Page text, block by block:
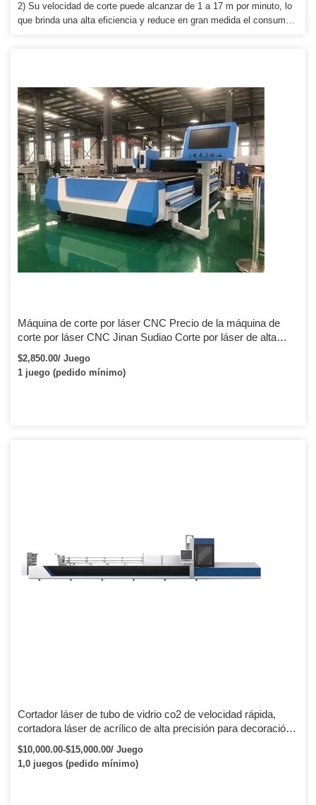
2) Su velocidad de corte puede alcanzar de 1 a 17 m por minuto, lo
que brinda una alta eficiencia y reduce en gran medida el consumo
a un precio de agencia cuando se necesite el reemplazo.
Máquina de corte por láser CNC Precio de la máquina de
corte por láser CNC Jinan Sudiao Corte por láser de alta
velocidad CNC 2015 Venta caliente Máquina de corte de
todo tipo de materiales metálicos Máquina láser SD-1325
$2,850.00/ Juego
1 juego (pedido mínimo)
Cortador láser de tubo de vidrio co2 de velocidad rápida,
cortadora láser de acrílico de alta precisión para decoración
de pasteles, tarjeta de boda, máquina cortadora láser cnc
1390
$10,000.00-$15,000.00/ Juego
1,0 juegos (pedido mínimo)